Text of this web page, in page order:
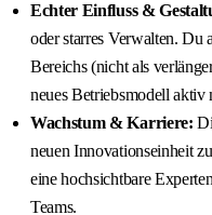
Echter Einfluss &
oder starres Verwalten. Du
Bereichs (nicht als
neues Betriebsmodell aktiv
Wachstum & Karriere:
neuen Innovationseinheit
eine hochsichtbare
Teams.